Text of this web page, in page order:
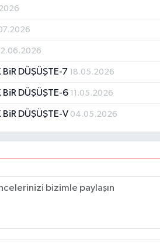
BiR DÜŞÜŞTE-7 18.05.2026
BiR DÜŞÜŞTE-6 11.05.2026
BiR DÜŞÜŞTE-V 04.05.2026